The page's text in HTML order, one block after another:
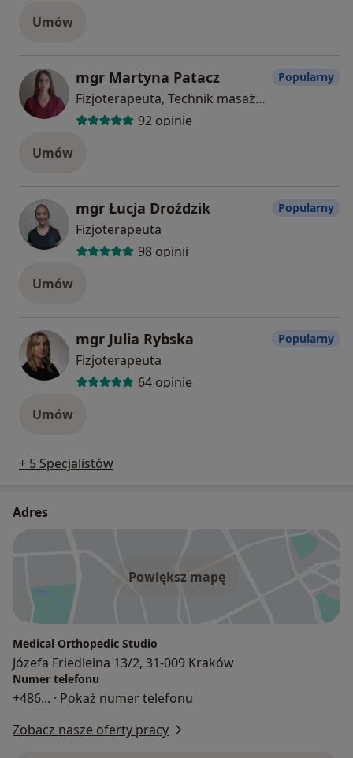
Umów
mgr Martyna Patacz
Fizjoterapeuta, Technik masażysta
92 opinie
Popularny
Umów
mgr Łucja Droździk
Fizjoterapeuta
98 opinii
Popularny
Umów
mgr Julia Rybska
Fizjoterapeuta
64 opinie
Popularny
Umów
+ 5 Specjalistów
Adres
Powiększ mapę
Medical Orthopedic Studio
Józefa Friedleina 13/2, 31-009 Kraków
Numer telefonu
+486... · Pokaż numer telefonu
Zobacz nasze oferty pracy